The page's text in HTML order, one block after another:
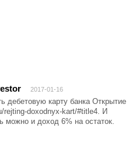
2017-01-16
дебетовую карту банка Открытие
rejting-doxodnyx-kart/#title4. И
можно и доход 6% на остаток.